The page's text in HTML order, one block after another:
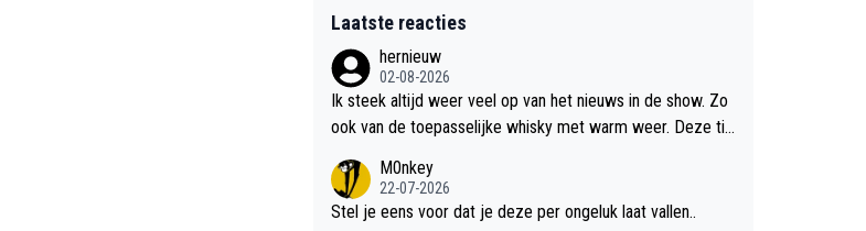
Laatste reacties
hernieuw
02-08-2026
Ik steek altijd weer veel op van het nieuws in de show. Zo
ook van de toepasselijke whisky met warm weer. Deze tip
M0nkey
22-07-2026
Stel je eens voor dat je deze per ongeluk laat vallen..